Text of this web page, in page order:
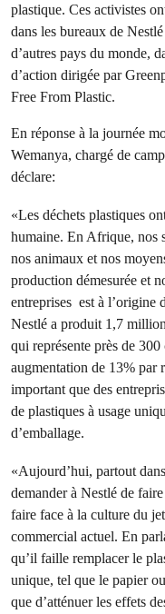
plastique. Ces activistes
dans les bureaux de
d’autres pays du monde,
d’action dirigée par
Free From Plastic.
En réponse à la journée
Wemanya, chargé de
déclare:
«Les déchets plastiques
humaine. En Afrique, nos
nos animaux et nos
production démesurée et
entreprises est à l’origine
Nestlé a produit 1,7
qui représente près de
augmentation de 13% par
important que des
de plastiques à usage
d’emballage.
«Aujourd’hui, partout
demander à Nestlé de
faire face à la culture du
commercial actuel. En
qu’il faille remplacer le
unique, tel que le papier
que d’atténuer les effets